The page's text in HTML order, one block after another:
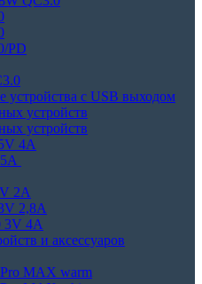
PD
устройства с USB выходом
устройств
устройств
4A
2A
2,8A
3V 4A
и аксессуаров
MAX warm